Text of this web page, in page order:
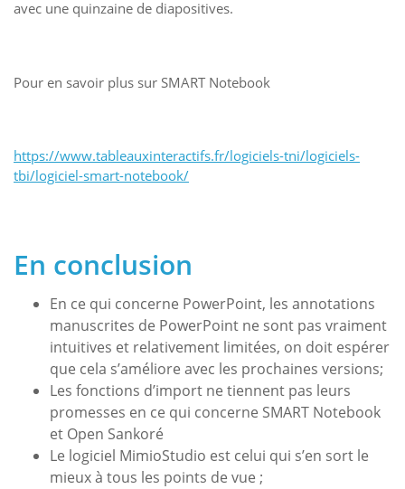
avec une quinzaine de diapositives.
Pour en savoir plus sur SMART Notebook
https://www.tableauxinteractifs.fr/logiciels-tni/logiciels-
tbi/logiciel-smart-notebook/
En conclusion
En ce qui concerne PowerPoint, les annotations
manuscrites de PowerPoint ne sont pas vraiment
intuitives et relativement limitées, on doit espérer
que cela s’améliore avec les prochaines versions;
Les fonctions d’import ne tiennent pas leurs
promesses en ce qui concerne SMART Notebook
et Open Sankoré
Le logiciel MimioStudio est celui qui s’en sort le
mieux à tous les points de vue ;